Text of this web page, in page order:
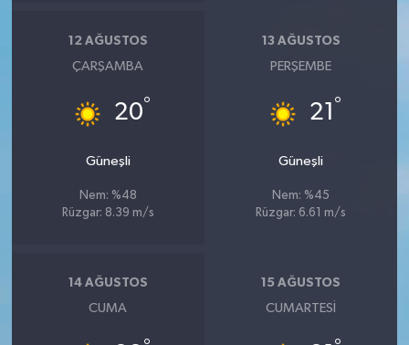
12 AĞUSTOS
ÇARŞAMBA
20°
Güneşli
Nem: %48
Rüzgar: 8.39 m/s
13 AĞUSTOS
PERŞEMBE
21 °
Güneşli
Nem: %45
Rüzgar: 6.61 m/s
14 AĞUSTOS
CUMA
15 AĞUSTOS
CUMARTESI